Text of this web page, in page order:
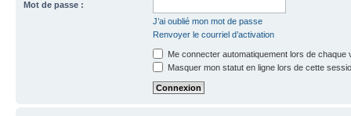
Mot de passe :
J’ai oublié mon mot de passe
Renvoyer le courriel d’activation
Me connecter automatiquement lors de chaque
Masquer mon statut en ligne lors de cette